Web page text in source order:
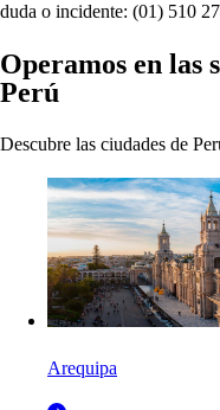
duda o incidente: (01) 510
Operamos en las s
Perú
Descubre las ciudades de
Arequipa